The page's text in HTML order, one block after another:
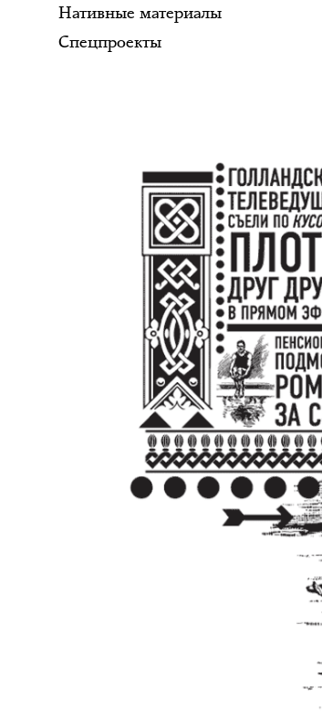
Нативные материалы
Спецпроекты